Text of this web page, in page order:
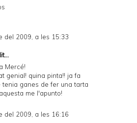
del 2009, a les 15:33
Mercé!
genial! quina pinta!! ja fa
tenia ganes de fer una tarta
me l'apunto!
del 2009, a les 16:16